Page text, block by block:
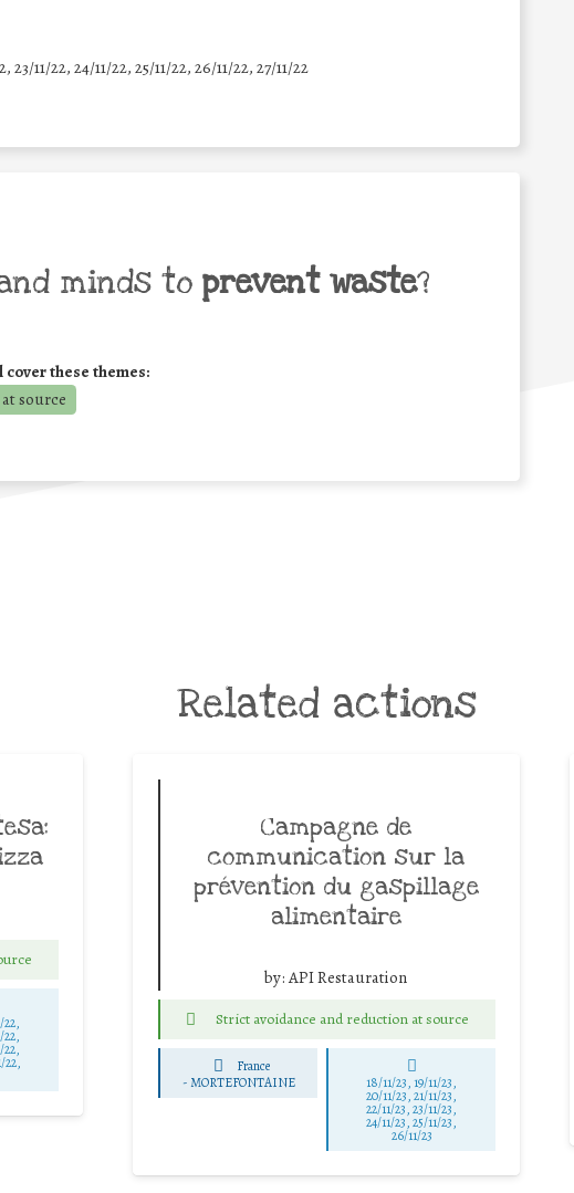
23/11/22, 24/11/22, 25/11/22, 26/11/22, 27/11/22
minds to prevent waste?
these themes:
source
Related actions
22,
22,
22,
22,
Campagne de
communication sur la
prévention du gaspillage
alimentaire
by:API Restauration
Strict avoidance and reduction at source
France
-MORTEFONTAINE 18/11/23, 19/11/23,
20/11/23, 21/11/23,
22/11/23, 23/11/23,
24/11/23, 25/11/23,
26/11/23